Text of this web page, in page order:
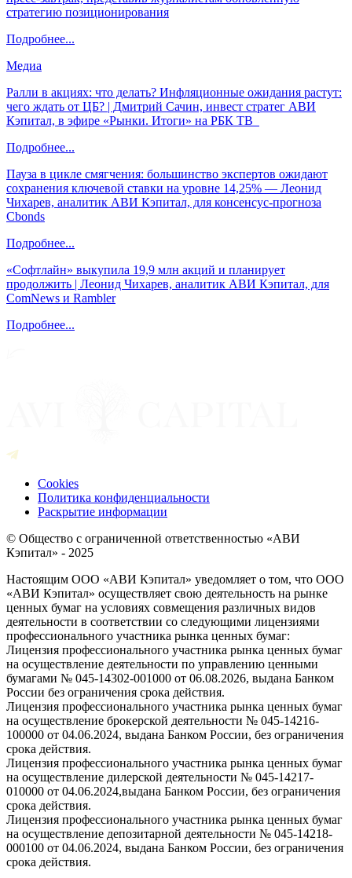
стратегию позиционирования
Подробнее...
Медиа
Ралли в акциях: что делать? Инфляционные ожидания растут:
чего ждать от ЦБ? | Дмитрий Сачин, инвест стратег АВИ
Кэпитал, в эфире «Рынки. Итоги» на РБК ТВ
Подробнее...
Пауза в цикле смягчения: большинство экспертов ожидают
сохранения ключевой ставки на уровне 14,25% — Леонид
Чихарев, аналитик АВИ Кэпитал, для консенсус-прогноза
Cbonds
Подробнее...
«Софтлайн» выкупила 19,9 млн акций и планирует
продолжить | Леонид Чихарев, аналитик АВИ Кэпитал, для
ComNews и Rambler
Подробнее...
Cookies
Политика конфиденциальности
Раскрытие информации
© Общество с ограниченной ответственностью «АВИ
Кэпитал» - 2025
Настоящим ООО «АВИ Кэпитал» уведомляет о том, что ООО
«АВИ Кэпитал» осуществляет свою деятельность на рынке
ценных бумаг на условиях совмещения различных видов
деятельности в соответствии со следующими лицензиями
профессионального участника рынка ценных бумаг:
Лицензия профессионального участника рынка ценных бумаг
на осуществление деятельности по управлению ценными
бумагами № 045-14302-001000 от 06.08.2026, выдана Банком
России без ограничения срока действия.
Лицензия профессионального участника рынка ценных бумаг
на осуществление брокерской деятельности № 045-14216-
100000 от 04.06.2024, выдана Банком России, без ограничения
срока действия.
Лицензия профессионального участника рынка ценных бумаг
на осуществление дилерской деятельности № 045-14217-
010000 от 04.06.2024,выдана Банком России, без ограничения
срока действия.
Лицензия профессионального участника рынка ценных бумаг
на осуществление депозитарной деятельности № 045-14218-
000100 от 04.06.2024, выдана Банком России, без ограничения
срока действия.